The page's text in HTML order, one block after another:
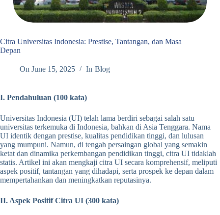
Citra Universitas Indonesia: Prestise, Tantangan, dan Masa
Depan
On June 15, 2025 In Blog
I. Pendahuluan (100 kata)
Universitas Indonesia (UI) telah lama berdiri sebagai salah satu
universitas terkemuka di Indonesia, bahkan di Asia Tenggara. Nama
UI identik dengan prestise, kualitas pendidikan tinggi, dan lulusan
yang mumpuni. Namun, di tengah persaingan global yang semakin
ketat dan dinamika perkembangan pendidikan tinggi, citra UI tidaklah
statis. Artikel ini akan mengkaji citra UI secara komprehensif, meliputi
aspek positif, tantangan yang dihadapi, serta prospek ke depan dalam
mempertahankan dan meningkatkan reputasinya.
II. Aspek Positif Citra UI (300 kata)